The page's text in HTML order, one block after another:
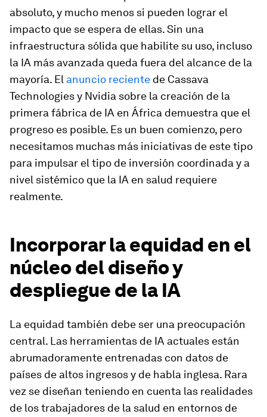
absoluto, y mucho menos si pueden lograr el
impacto que se espera de ellas. Sin una
infraestructura sólida que habilite su uso, incluso
la IA más avanzada queda fuera del alcance de la
mayoría. El anuncio reciente de Cassava
Technologies y Nvidia sobre la creación de la
primera fábrica de IA en África demuestra que el
progreso es posible. Es un buen comienzo, pero
necesitamos muchas más iniciativas de este tipo
para impulsar el tipo de inversión coordinada y a
nivel sistémico que la IA en salud requiere
realmente.
Incorporar la equidad en el
núcleo del diseño y
despliegue de la IA
La equidad también debe ser una preocupación
central. Las herramientas de IA actuales están
abrumadoramente entrenadas con datos de
países de altos ingresos y de habla inglesa. Rara
vez se diseñan teniendo en cuenta las realidades
de los trabajadores de la salud en entornos de